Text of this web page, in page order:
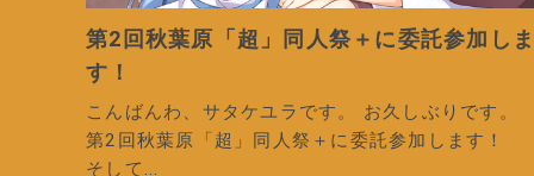
第2回秋葉原「超」同人祭＋に委託参加し
す！
こんばんわ、サタケユラです。 お久しぶりです。
第2回秋葉原「超」同人祭＋に委託参加します！
そして...